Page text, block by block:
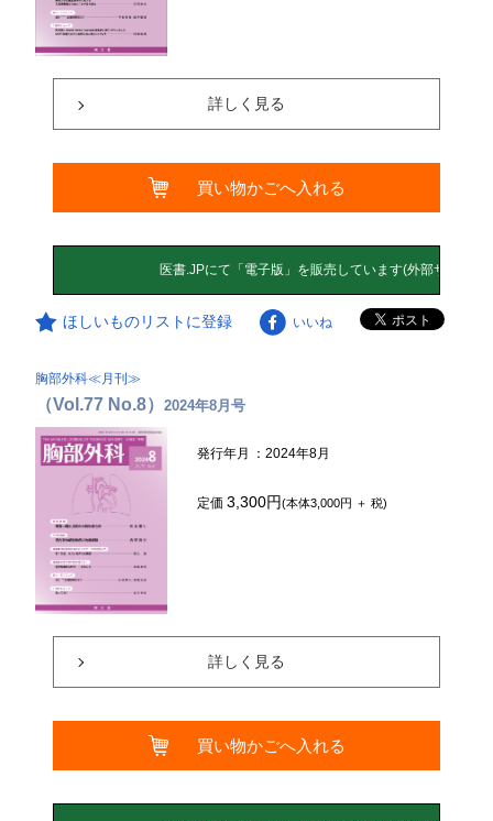
詳しく見る
買い物かごへ入れる
ほしいものリストに登録 いいね
胸部外科≪月刊≫
（Vol.77 No.8）2024年8月号
発行年月 ：2024年8月
定価3,300円(本体3,000円 ＋ 税)
詳しく見る
買い物かごへ入れる